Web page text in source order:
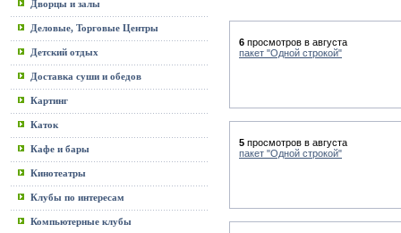
Дворцы и залы
Деловые, Торговые Центры
Детский отдых
Доставка суши и обедов
Картинг
Каток
Кафе и бары
Кинотеатры
Клубы по интересам
Компьютерные клубы
6 просмотров в августа
пакет "Одной строкой"
5 просмотров в августа
пакет "Одной строкой"